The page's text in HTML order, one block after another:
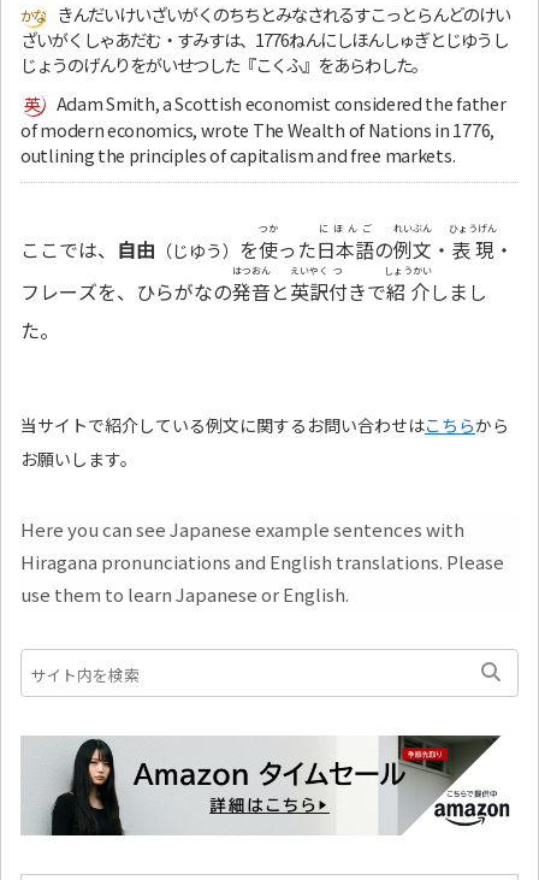
きんだいけいざいがくのちちとみなされるすこっとらんどのけい
ざいがくしゃあだむ・すみすは、1776ねんにしほんしゅぎとじゆうし
じょうのげんりをがいせつした『こくふ』をあらわした。
Adam Smith, a Scottish economist considered the father
of modern economics, wrote The Wealth of Nations in 1776,
outlining the principles of capitalism and free markets.
ここでは、 自由 （じゆう） を使
つか
った日本語
にほんご
の例文
れいぶん
・ 表現
ひょうげん
・
フレーズを、ひらがなの発音
はつおん
と英訳
えいやく
付
つ
きで紹介
しょうかい
しまし
た。
当サイトで紹介している例文に関するお問い合わせはこちらから
お願いします。
Here you can see Japanese example sentences with
Hiragana pronunciations and English translations. Please
use them to learn Japanese or English.